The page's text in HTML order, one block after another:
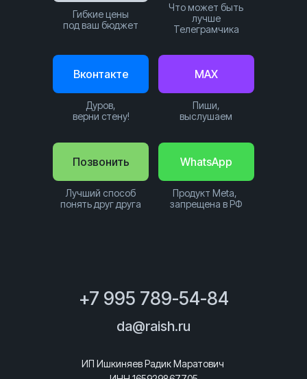
Позвонить
Лучший способ
понять друг друга
WhatsApp
Продукт Meta,
запрещена в РФ
Что может быть
лучше
Телеграмчика
Вконтакте
Дуров,
верни стену!
Гибкие цены
под ваш бюджет
MAX
Пиши,
выслушаем
+7 995 789-54-84
da@raish.ru
ИП Ишкиняев Радик Маратович